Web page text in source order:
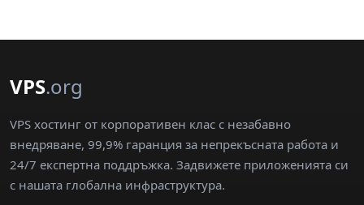
VPS.org
VPS хостинг от корпоративен клас с незабавно
внедряване, 99,9% гаранция за непрекъсната работа и
24/7 експертна поддръжка. Задвижете приложенията си
с нашата глобална инфраструктура.